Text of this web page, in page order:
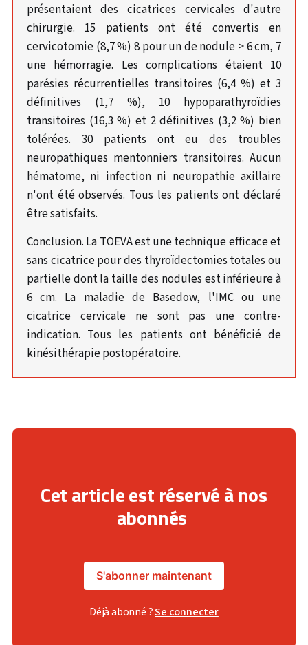
présentaient des cicatrices cervicales d'autre
chirurgie. 15 patients ont été convertis en
cervicotomie (8,7 %) 8 pour un de nodule > 6 cm, 7
une hémorragie. Les complications étaient 10
parésies récurrentielles transitoires (6,4 %) et 3
définitives (1,7 %), 10 hypoparathyroïdies
transitoires (16,3 %) et 2 définitives (3,2 %) bien
tolérées. 30 patients ont eu des troubles
neuropathiques mentonniers transitoires. Aucun
hématome, ni infection ni neuropathie axillaire
n'ont été observés. Tous les patients ont déclaré
être satisfaits.
Conclusion. La TOEVA est une technique efficace et
sans cicatrice pour des thyroïdectomies totales ou
partielle dont la taille des nodules est inférieure à
6 cm. La maladie de Basedow, l'IMC ou une
cicatrice cervicale ne sont pas une contre-
indication. Tous les patients ont bénéficié de
kinésithérapie postopératoire.
Cet article est réservé à nos
abonnés
S'abonner maintenant
Déjà abonné ?Se connecter